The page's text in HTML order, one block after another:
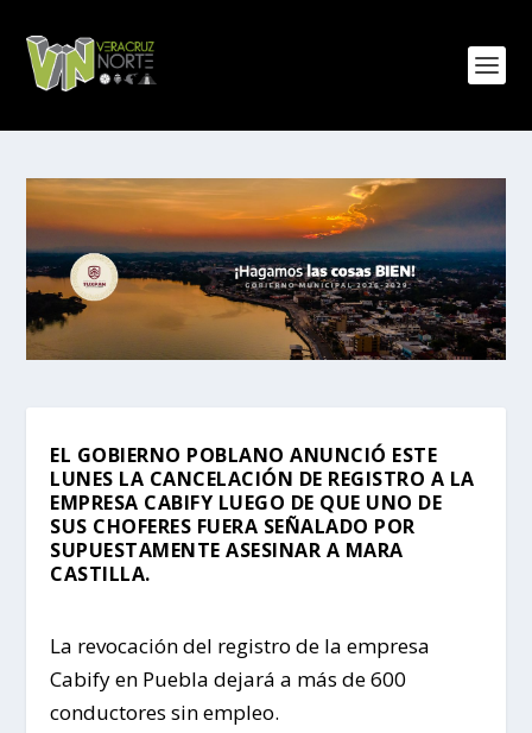
EL GOBIERNO POBLANO ANUNCIÓ ESTE
LUNES LA CANCELACIÓN DE REGISTRO A LA
EMPRESA CABIFY LUEGO DE QUE UNO DE
SUS CHOFERES FUERA SEÑALADO POR
SUPUESTAMENTE ASESINAR A MARA
CASTILLA.
La revocación del registro de la empresa
Cabify en Puebla dejará a más de 600
conductores sin empleo.